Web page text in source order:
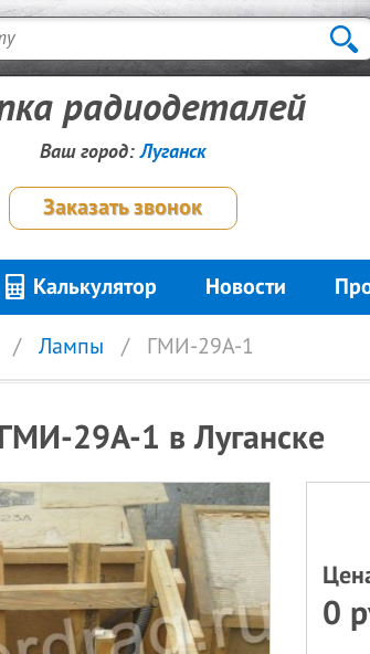
радиодеталей
Ваш город:Луганск
Заказать звонок
Калькулятор Новости
Лампы ГМИ-29А-1
29А-1 в Луганске
0